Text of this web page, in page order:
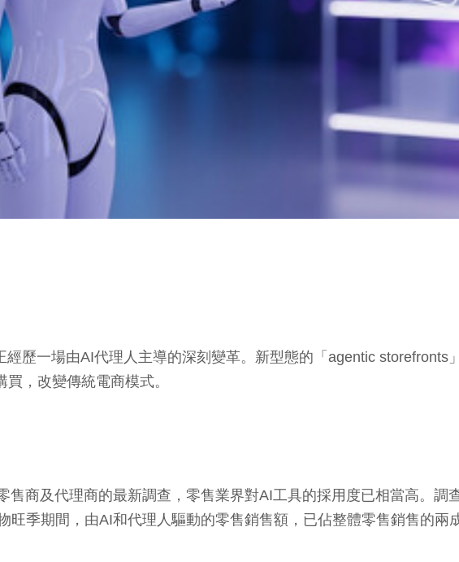
歷一場由AI代理人主導的深刻變革。新型態的「agentic storefronts
，改變傳統電商模式。
售商及代理商的最新調查，零售業界對AI工具的採用度已相當高。調
季期間，由AI和代理人驅動的零售銷售額，已佔整體零售銷售的兩